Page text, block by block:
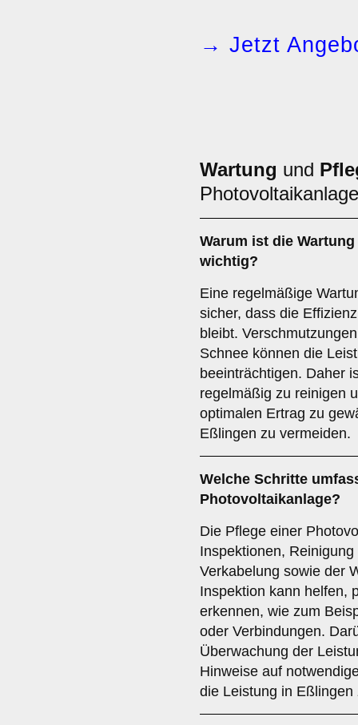
→ Jetzt
Wartung und
Photovoltaikanlage
Warum ist die
wichtig?
Eine regelmäßige
sicher, dass die
bleibt.
Schnee können die
beeinträchtigen. Daher
regelmäßig zu reinigen
optimalen Ertrag zu
Eßlingen zu vermeiden.
Welche Schritte
Photovoltaikanlage?
Die Pflege einer
Inspektionen,
Verkabelung sowie der
Inspektion kann helfen,
erkennen, wie zum
oder Verbindungen.
Überwachung der
Hinweise auf
die Leistung in Eßlingen